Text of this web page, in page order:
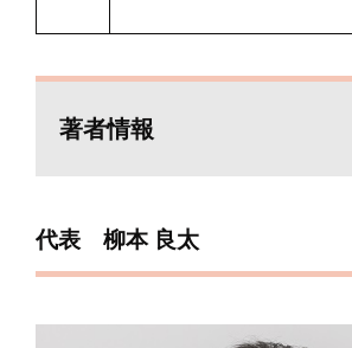
著者情報
代表 柳本 良太